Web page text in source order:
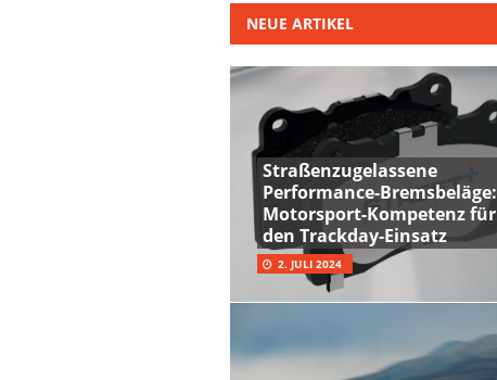
NEUE ARTIKEL
Straßenzugelassene
Performance-Bremsbeläge:
Motorsport-Kompetenz für
den Trackday-Einsatz
2. JULI 2024